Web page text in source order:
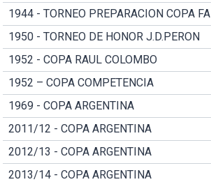
1944 - TORNEO PREPARACION COPA
1950 - TORNEO DE HONOR J.D.PERON
1952 - COPA RAUL COLOMBO
1952 – COPA COMPETENCIA
1969 - COPA ARGENTINA
2011/12 - COPA ARGENTINA
2012/13 - COPA ARGENTINA
2013/14 - COPA ARGENTINA